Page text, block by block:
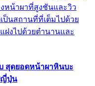
หน้าผาที่สูงชันและวิว
ป็นสถานที่ที่เต็มไปด้วย
ฝงไปด้วยตำนานและ
สุดยอดหน้าผาหินบะ
ญี่ปุ่น